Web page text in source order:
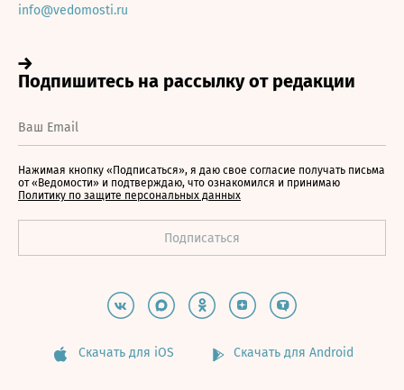
info@vedomosti.ru
Нажимая кнопку «Подписаться», я даю свое согласие получать письма
от «Ведомости» и подтверждаю, что ознакомился и принимаю
Политику по защите персональных данных
Скачать для iOS Скачать для Android